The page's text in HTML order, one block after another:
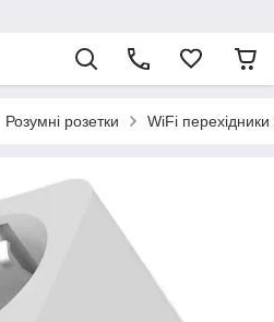
Розумні розетки WiFi перехідники